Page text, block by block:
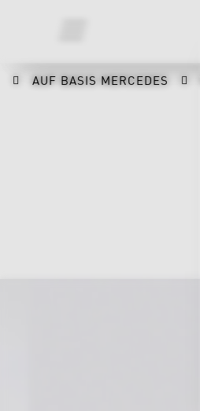
AUF BASIS MERCEDES